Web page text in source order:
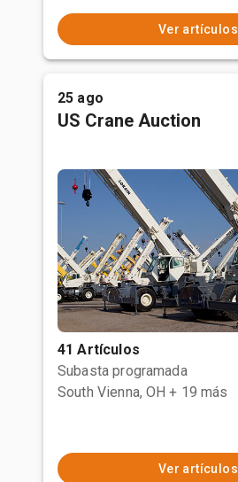
Ver artículos
25 ago
US Crane Auction
41 Artículos
Subasta programada
South Vienna, OH + 19 más
Ver artículos